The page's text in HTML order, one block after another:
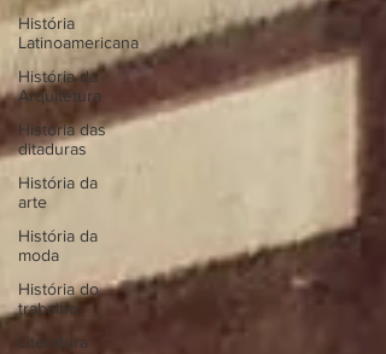
História
Latinoamericana
História da
Arquitetura
História das
ditaduras
História da
arte
História da
moda
História do
trabalho
Literatura